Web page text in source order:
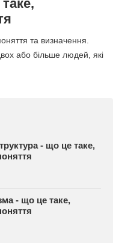
та визначення.
або більше людей, які
- що це таке,
- що це таке,